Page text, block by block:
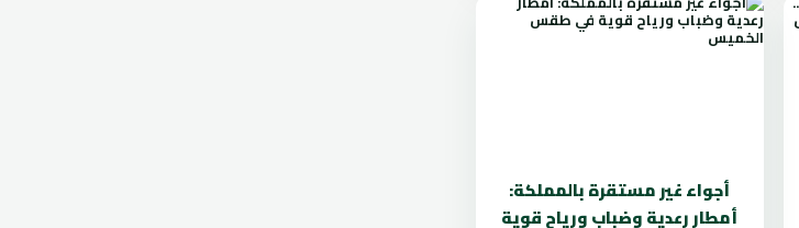
أجواء غير مستقرة بالمملكة:
أمطار رعدية وضباب ورياح قوية